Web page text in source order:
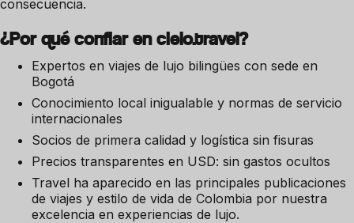
consecuencia.
¿Por qué confiar en cielo.travel?
Expertos en viajes de lujo bilingües con sede en
Bogotá
Conocimiento local inigualable y normas de servicio
internacionales
Socios de primera calidad y logística sin fisuras
Precios transparentes en USD: sin gastos ocultos
Travel ha aparecido en las principales publicaciones
de viajes y estilo de vida de Colombia por nuestra
excelencia en experiencias de lujo.